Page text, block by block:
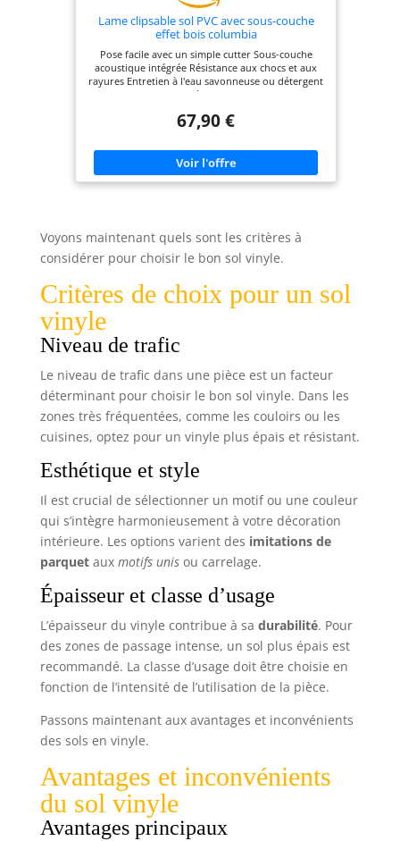
Lame clipsable sol PVC avec sous-couche
effet bois columbia
Pose facile avec un simple cutter Sous-couche
acoustique intégrée Résistance aux chocs et aux
rayures Entretien à l'eau savonneuse ou détergent
neutre Compatible pièces humides Contenu du
emballage
67,90 €
Voyons maintenant quels sont les critères à
considérer pour choisir le bon sol vinyle.
Critères de choix pour un sol
vinyle
Niveau de trafic
Le niveau de trafic dans une pièce est un facteur
déterminant pour choisir le bon sol vinyle. Dans les
zones très fréquentées, comme les couloirs ou les
cuisines, optez pour un vinyle plus épais et résistant.
Esthétique et style
Il est crucial de sélectionner un motif ou une couleur
qui s’intègre harmonieusement à votre décoration
intérieure. Les options varient des imitations de
parquetaux motifs unisou carrelage.
Épaisseur et classe d’usage
L’épaisseur du vinyle contribue à sa durabilité. Pour
des zones de passage intense, un sol plus épais est
recommandé. La classe d’usage doit être choisie en
fonction de l’intensité de l’utilisation de la pièce.
Passons maintenant aux avantages et inconvénients
des sols en vinyle.
Avantages et inconvénients
du sol vinyle
Avantages principaux